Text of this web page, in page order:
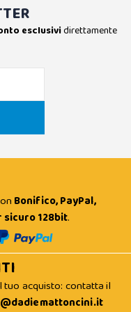
esclusividirettamente
Bonifico, PayPal,
128bit.
tuo acquisto: contatta il